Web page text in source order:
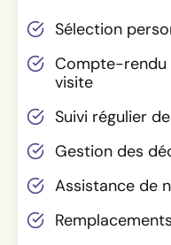
Sélection
Compte-rendu
visite
Suivi régulier
Gestion des
Assistance de